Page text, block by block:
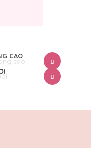
CAO